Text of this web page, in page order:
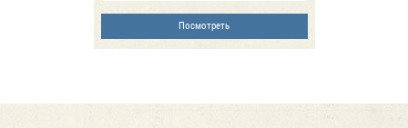
Посмотреть